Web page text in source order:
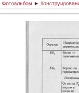
Фотоальбом ►